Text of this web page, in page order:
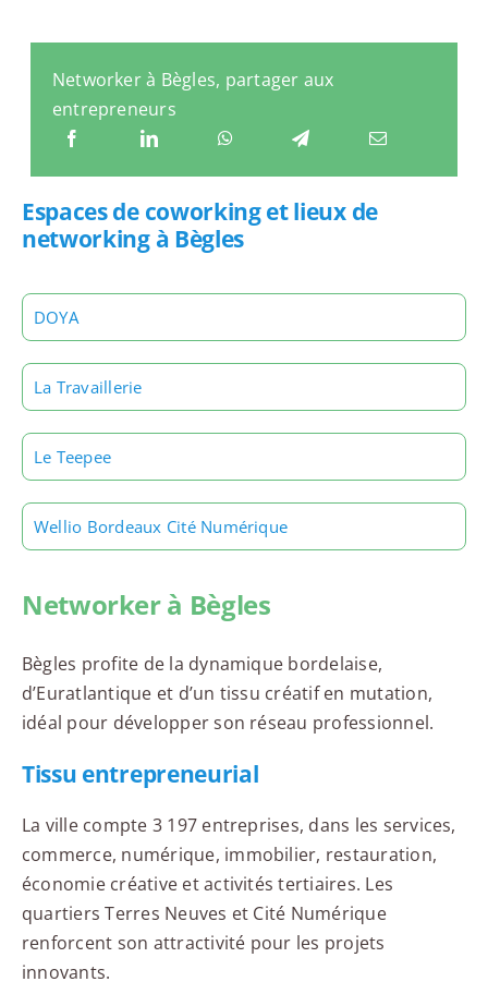
Networker à Bègles, partager aux
entrepreneurs
Espaces de coworking et lieux de
networking à Bègles
DOYA
La Travaillerie
Le Teepee
Wellio Bordeaux Cité Numérique
Networker à Bègles
Bègles profite de la dynamique bordelaise,
d’Euratlantique et d’un tissu créatif en mutation,
idéal pour développer son réseau professionnel.
Tissu entrepreneurial
La ville compte 3 197 entreprises, dans les services,
commerce, numérique, immobilier, restauration,
économie créative et activités tertiaires. Les
quartiers Terres Neuves et Cité Numérique
renforcent son attractivité pour les projets
innovants.